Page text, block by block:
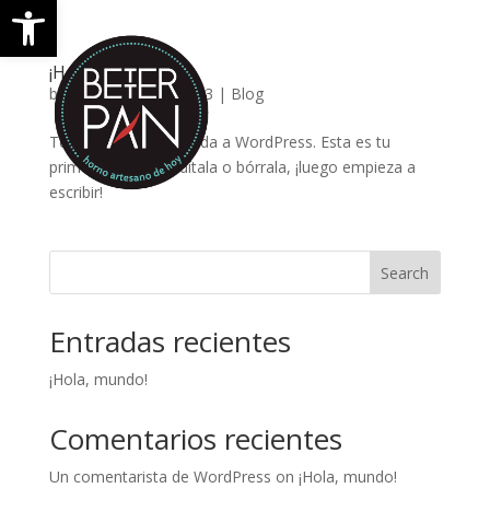
¡Hola, mundo!
by better|Sep 7, 2023 | Blog
Te damos la bienvenida a WordPress. Esta es tu
primera entrada. Edítala o bórrala, ¡luego empieza a
escribir!
Search
Entradas recientes
¡Hola, mundo!
Comentarios recientes
Un comentarista de WordPress on ¡Hola, mundo!